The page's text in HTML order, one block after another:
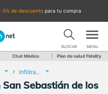
-5% de descuento para tu compra
BUSCAR MENU
Chat Médico Plan de salud Fidelity
Infiltración Articular
Sebastián de los